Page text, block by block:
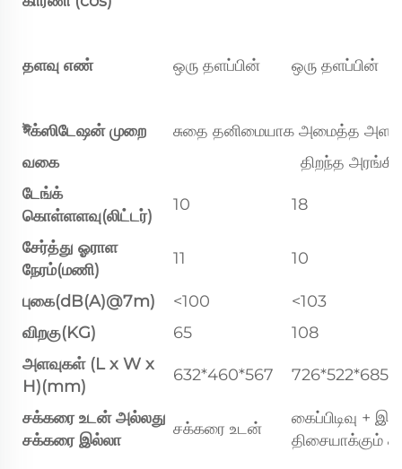
தளவு எண் ஒரு தளப்பின் ஒரு தளப்பின்
ঈக்ஸிடேஷன் முறை
சுதை தனிமையாக அமைத்த
வகை
திறந்த அரங்கி
டேங்க்
கொள்ளளவு(லிட்டர்)
10 18
சேர்த்து ஓராள
நேரம்(மணி)
11 10
புகை(dB(A)@7m) <100
<103
விறகு(KG)
65
108
அளவுகள் (L x W x
H)(mm)
632*460*567 726*522*685
சக்கரை உடன் அல்லது
சக்கரை இல்லா
சக்கரை உடன்
கைப்பிடிவு +
திசையாக்கும்